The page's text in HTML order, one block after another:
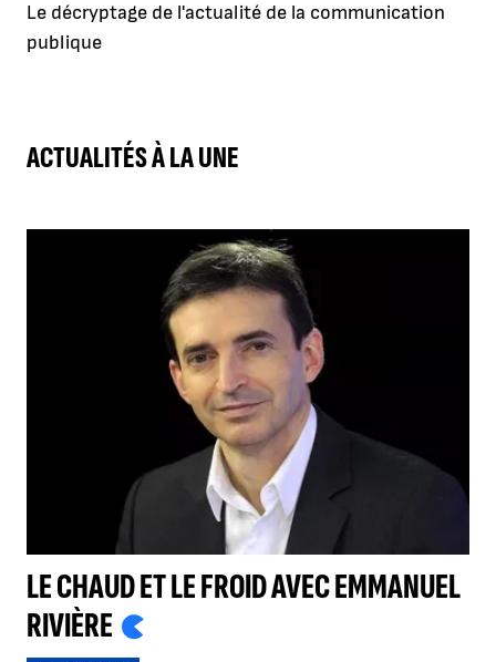
Le décryptage de l'actualité de la communication
publique
ACTUALITÉS À LA UNE
LE CHAUD ET LE FROID AVEC EMMANUEL
RIVIÈRE